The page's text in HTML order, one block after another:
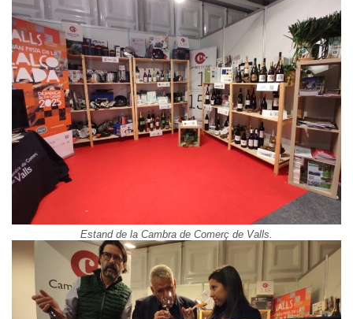
Estand de la Cambra de Comerç de Valls.